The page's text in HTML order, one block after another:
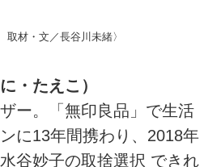
材・文／長谷川未緒〉
・たえこ）
ー。「無印良品」で生活
に13年間携わり、2018年
谷妙子の取捨選択 できれ